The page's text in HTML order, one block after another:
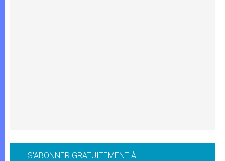
S'ABONNER GRATUITEMENT À